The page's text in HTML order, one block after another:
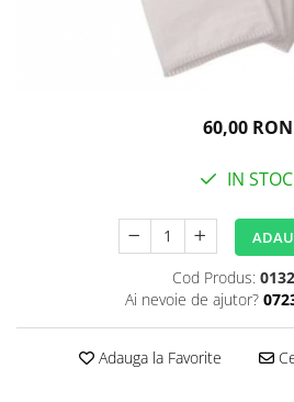
60,00 RON
IN STOC
Cod Produs:
Ai nevoie de ajutor?
Adauga la Favorite